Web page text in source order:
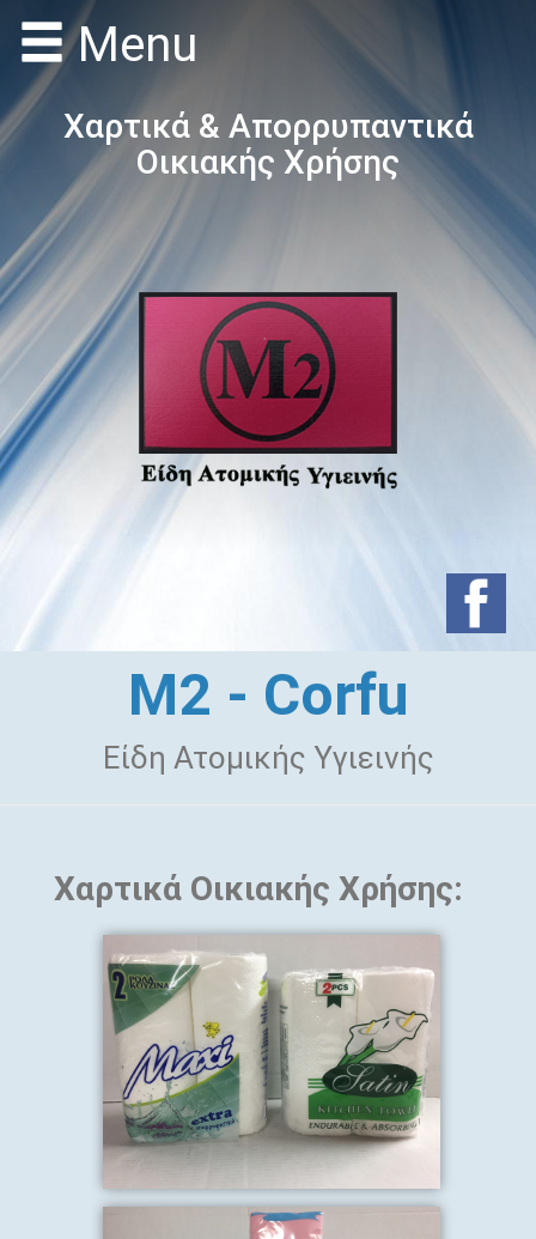
Menu
Χαρτικά & Απορρυπαντικά
Οικιακής Χρήσης
M2 - Corfu
Είδη Ατομικής Υγιεινής
Χαρτικά Οικιακής Χρήσης: